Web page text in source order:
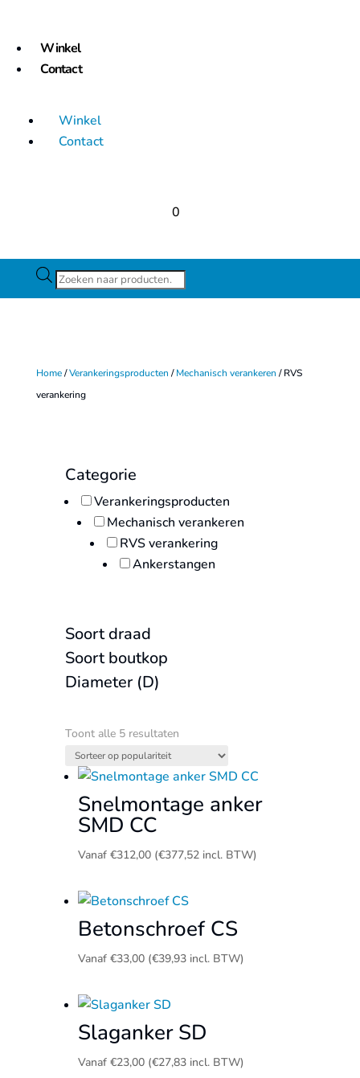
Winkel
Contact
Winkel
Contact
0
Producten
zoeken
Home/Verankeringsproducten /Mechanisch verankeren / RVS
verankering
Categorie
Verankeringsproducten
Mechanisch verankeren
RVS verankering
Ankerstangen
Soort draad
Soort boutkop
Diameter (D)
Toont alle 5 resultatenGesorteerd
populariteit
Snelmontage anker
SMD CC
Vanaf €312,00 (€377,52incl. BTW)
Betonschroef CS
Vanaf €33,00 (€39,93incl. BTW)
Slaganker SD
Vanaf €23,00 (€27,83incl. BTW)